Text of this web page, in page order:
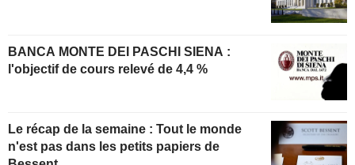
BANCA MONTE DEI PASCHI SIENA :
l'objectif de cours relevé de 4,4 %
Le récap de la semaine : Tout le monde
n'est pas dans les petits papiers de